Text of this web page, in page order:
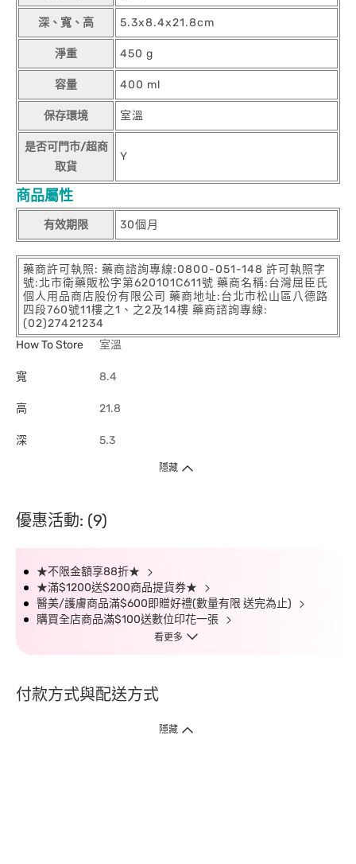
深、寬、高 5.3x8.4x21.8cm
淨重 450 g
容量 400 ml
保存環境 室溫
是否可門市/超商
取貨
Y
商品屬性
有效期限 30個月
藥商許可執照: 藥商諮詢專線:0800-051-148 許可執照字
號:北市衛藥販松字第620101C611號 藥商名稱:台灣屈臣氏
個人用品商店股份有限公司 藥商地址:台北市松山區八德路
四段760號11樓之1、之2及14樓 藥商諮詢專線:
(02)27421234
How To Store
室溫
寬 8.4
高 21.8
深 5.3
隱藏
優惠活動: (9)
★不限金額享88折★
★滿$1200送$200商品提貨券★
醫美/護膚商品滿$600即贈好禮(數量有限 送完為止)
購買全店商品滿$100送數位印花一張
看更多
付款方式與配送方式
隱藏